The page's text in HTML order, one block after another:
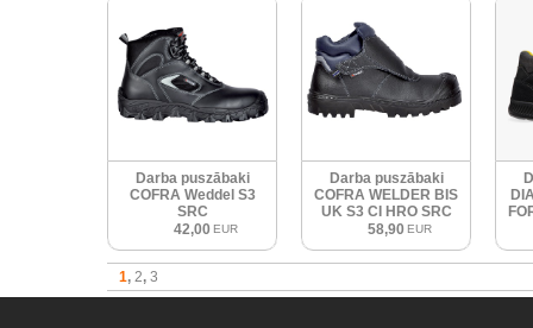
Darba puszābaki
COFRA Weddel S3
SRC
42,00 EUR
Darba puszābaki
COFRA WELDER BIS
UK S3 CI HRO SRC
58,90 EUR
1 2 3